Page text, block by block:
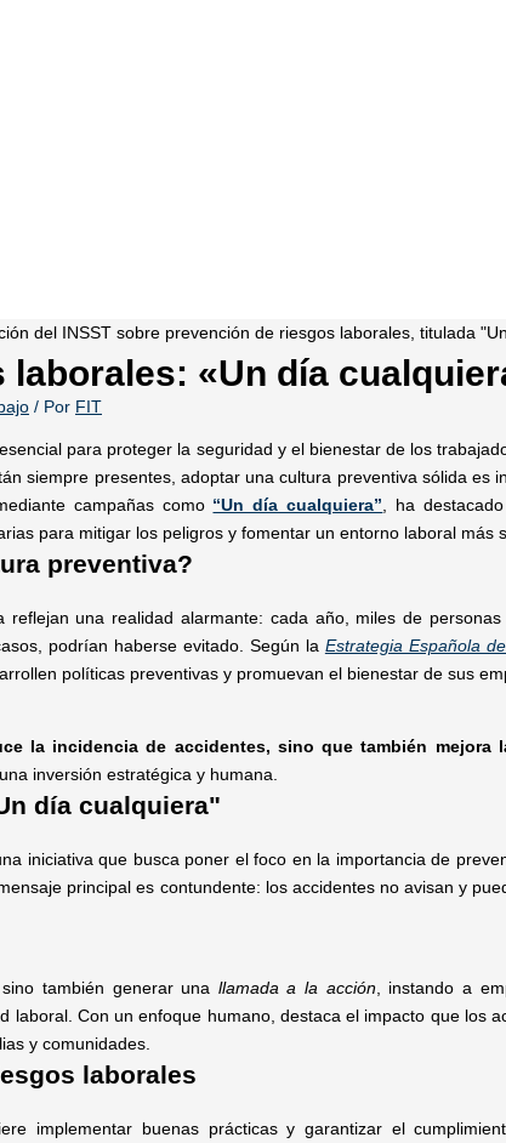
«Un día
/ Por FIT
para proteger la seguridad y el bienestar de los
siempre presentes, adoptar una cultura preventiva sólida es
campañas como “Un día cualquiera”, ha
para mitigar los peligros y fomentar un entorno laboral más
preventiva?
una realidad alarmante: cada año, miles de personas
podrían haberse evitado. Según la Estrategia Española
políticas preventivas y promuevan el bienestar de sus
la incidencia de accidentes, sino que también mejora
inversión estratégica y humana.
día cualquiera"
iniciativa que busca poner el foco en la importancia de
principal es contundente: los accidentes no avisan y
también generar una llamada a la acción, instando a
laboral. Con un enfoque humano, destaca el impacto que los
y comunidades.
laborales
implementar buenas prácticas y garantizar el